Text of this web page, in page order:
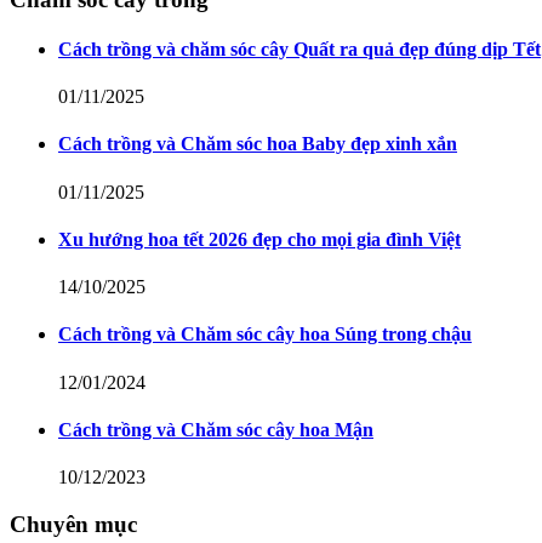
Cách trồng và chăm sóc cây Quất ra quả đẹp đúng dịp Tết
01/11/2025
Cách trồng và Chăm sóc hoa Baby đẹp xinh xắn
01/11/2025
Xu hướng hoa tết 2026 đẹp cho mọi gia đình Việt
14/10/2025
Cách trồng và Chăm sóc cây hoa Súng trong chậu
12/01/2024
Cách trồng và Chăm sóc cây hoa Mận
10/12/2023
Chuyên mục